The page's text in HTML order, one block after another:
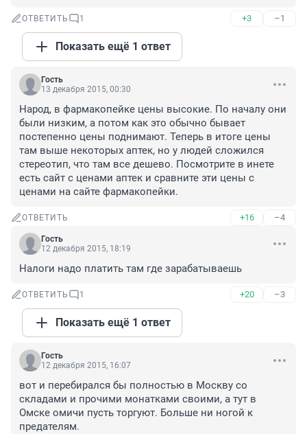
ОТВЕТИТЬ 1 +3 –1
Показать ещё 1 ответ
Гость
13 декабря 2015, 00:30
Народ, в фармакопейке цены высокие. По началу они
были низким, а потом как это обычно бывает
постепенно цены поднимают. Теперь в итоге цены
там выше некоторых аптек, но у людей сложился
стереотип, что там все дешево. Посмотрите в инете
есть сайт с ценами аптек и сравните эти цены с
ценами на сайте фармакопейки.
ОТВЕТИТЬ +16 –4
Гость
12 декабря 2015, 18:19
Налоги надо платить там где зарабатываешь
ОТВЕТИТЬ 1 +20 –3
Показать ещё 1 ответ
Гость
12 декабря 2015, 16:07
вот и перебирался бы полностью в Москву со
складами и прочими монатками своими, а тут в
Омске омичи пусть торгуют. Больше ни ногой к
предателям.